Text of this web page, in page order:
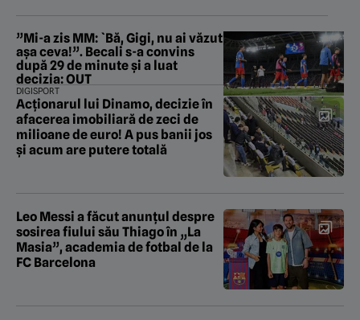
”Mi-a zis MM: `Bă, Gigi, nu ai văzut
așa ceva!”. Becali s-a convins
după 29 de minute și a luat
decizia: OUT
DIGISPORT
Acționarul lui Dinamo, decizie în
afacerea imobiliară de zeci de
milioane de euro! A pus banii jos
și acum are putere totală
Leo Messi a făcut anunțul despre
sosirea fiului său Thiago în „La
Masia”, academia de fotbal de la
FC Barcelona